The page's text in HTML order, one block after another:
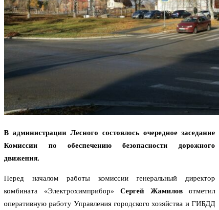
В администрации Лесного состоялось очередное заседание
Комиссии по обеспечению безопасности дорожного
движения.
Перед началом работы комиссии генеральный директор
комбината «Электрохимприбор» Сергей Жамилов отметил
оперативную работу Управления городского хозяйства и ГИБДД